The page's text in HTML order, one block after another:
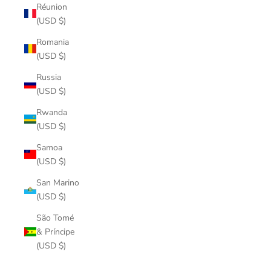
Réunion
(USD $)
Romania
(USD $)
Russia
(USD $)
Rwanda
(USD $)
Samoa
(USD $)
San Marino
(USD $)
São Tomé
& Príncipe
(USD $)